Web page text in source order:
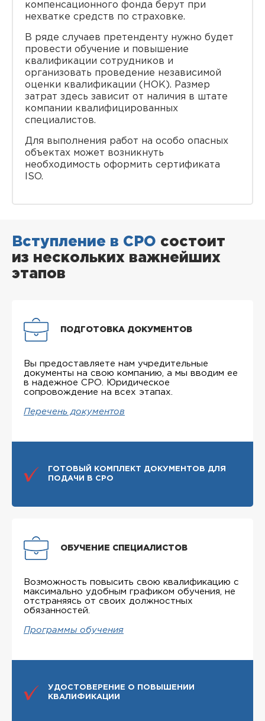
компенсационного фонда берут при
нехватке средств по страховке.
В ряде случаев претенденту нужно будет
провести обучение и повышение
квалификации сотрудников и
организовать проведение независимой
оценки квалификации (НОК). Размер
затрат здесь зависит от наличия в штате
компании квалифицированных
специалистов.
Для выполнения работ на особо опасных
объектах может возникнуть
необходимость оформить сертификата
ISO.
Вступление в СРО состоит
из нескольких важнейших
этапов
ПОДГОТОВКА ДОКУМЕНТОВ
Вы предоставляете нам учредительные
документы на свою компанию, а мы вводим ее
в надежное СРО. Юридическое
сопровождение на всех этапах.
Перечень документов
ГОТОВЫЙ КОМПЛЕКТ ДОКУМЕНТОВ ДЛЯ
ПОДАЧИ В СРО
ОБУЧЕНИЕ СПЕЦИАЛИСТОВ
Возможность повысить свою квалификацию с
максимально удобным графиком обучения, не
отстраняясь от своих должностных
обязанностей.
Программы обучения
УДОСТОВЕРЕНИЕ О ПОВЫШЕНИИ
КВАЛИФИКАЦИИ